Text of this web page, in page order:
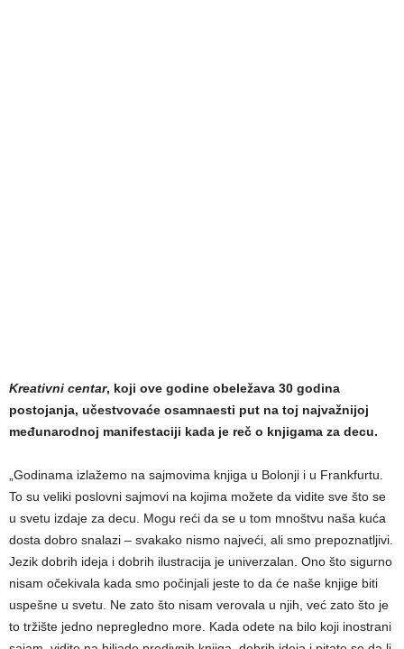
Kreativni centar, koji ove godine obeležava 30 godina
postojanja, učestvovaće osamnaesti put na toj najvažnijoj
međunarodnoj manifestaciji kada je reč o knjigama za decu.
„Godinama izlažemo na sajmovima knjiga u Bolonji i u Frankfurtu.
To su veliki poslovni sajmovi na kojima možete da vidite sve što se
u svetu izdaje za decu. Mogu reći da se u tom mnoštvu naša kuća
dosta dobro snalazi – svakako nismo najveći, ali smo prepoznatljivi.
Jezik dobrih ideja i dobrih ilustracija je univerzalan. Ono što sigurno
nisam očekivala kada smo počinjali jeste to da će naše knjige biti
uspešne u svetu. Ne zato što nisam verovala u njih, već zato što je
to tržište jedno nepregledno more. Kada odete na bilo koji inostrani